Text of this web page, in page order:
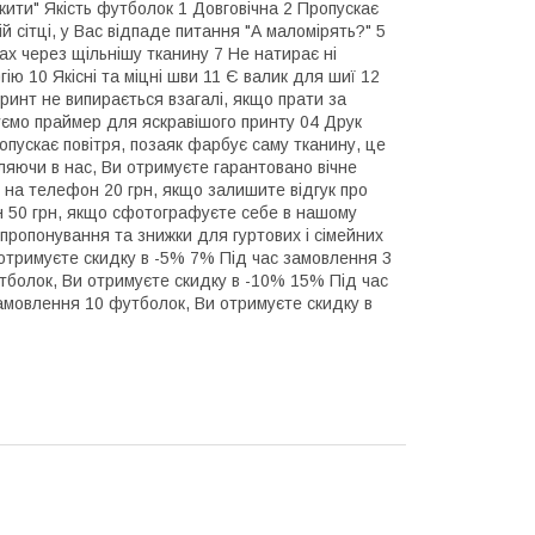
Якість футболок 1 Довговічна 2 Пропускає
сітці, у Вас відпаде питання "А маломірять?" 5
через щільнішу тканину 7 Не натирає ні
10 Якісні та міцні шви 11 Є валик для шиї 12
не випирається взагалі, якщо прати за
праймер для яскравішого принту 04 Друк
повітря, позаяк фарбує саму тканину, це
в нас, Ви отримуєте гарантовано вічне
телефон 20 грн, якщо залишите відгук про
грн, якщо сфотографуєте себе в нашому
та знижки для гуртових і сімейних
скидку в -5% 7% Під час замовлення 3
Ви отримуєте скидку в -10% 15% Під час
10 футболок, Ви отримуєте скидку в